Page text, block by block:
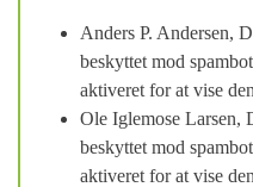
Anders P. Andersen,
beskyttet mod
aktiveret for at vise
Ole Iglemose Larsen,
beskyttet mod
aktiveret for at vise